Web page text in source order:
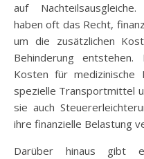
auf
haben oft das Recht,
um die zusätzlichen
Behinderung
Kosten für medizinische
spezielle Transportmittel
sie auch
ihre finanzielle Belastung
Darüber hinaus gibt